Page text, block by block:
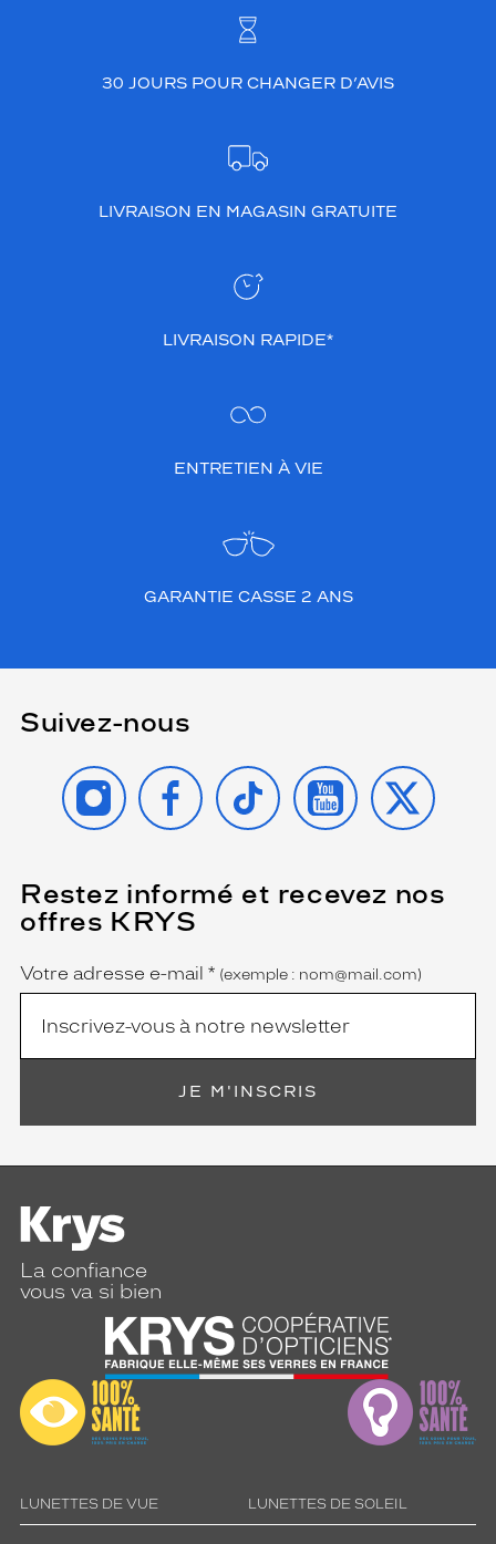
30 JOURS POUR CHANGER D’AVIS
LIVRAISON EN MAGASIN GRATUITE
LIVRAISON RAPIDE*
ENTRETIEN À VIE
GARANTIE CASSE 2 ANS
Suivez-nous
INSTAGRAMFACEBOOK
TIKTOK YOUTUBE
X
Restez informé et recevez nos
offres KRYS
Name
Votre adresse e-mail *
(Ce
champ
est
obligatoire)
(exemple : nom@mail.com)
JE M'INSCRIS
La confiance
vous va si bien
LUNETTES DE VUE LUNETTES DE SOLEIL